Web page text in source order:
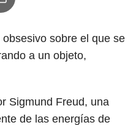
sobre el que se
a un objeto,
Sigmund Freud, una
de las energías de